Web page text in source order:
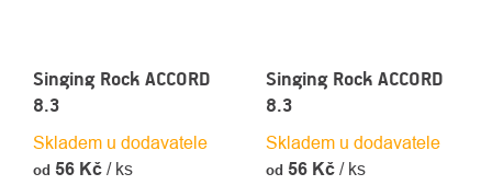
Singing Rock ACCORD
8.3
Skladem u dodavatele
od 56 Kč / ks
Singing Rock ACCORD
8.3
Skladem u dodavatele
od 56 Kč / ks